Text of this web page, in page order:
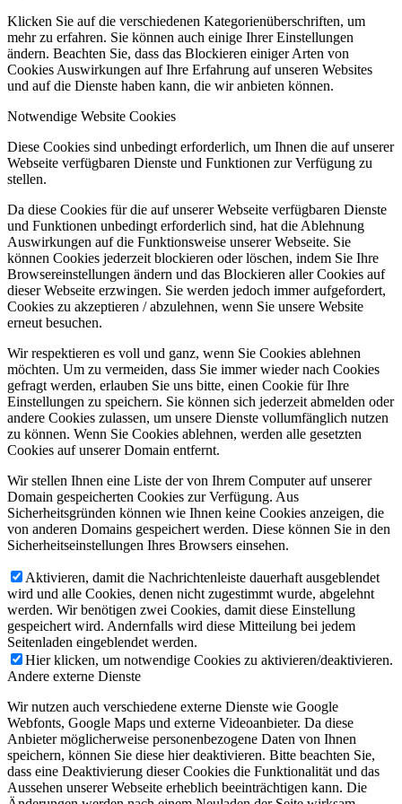
Klicken Sie auf die verschiedenen Kategorienüberschriften, um
mehr zu erfahren. Sie können auch einige Ihrer Einstellungen
ändern. Beachten Sie, dass das Blockieren einiger Arten von
Cookies Auswirkungen auf Ihre Erfahrung auf unseren Websites
und auf die Dienste haben kann, die wir anbieten können.
Notwendige Website Cookies
Diese Cookies sind unbedingt erforderlich, um Ihnen die auf unserer
Webseite verfügbaren Dienste und Funktionen zur Verfügung zu
stellen.
Da diese Cookies für die auf unserer Webseite verfügbaren Dienste
und Funktionen unbedingt erforderlich sind, hat die Ablehnung
Auswirkungen auf die Funktionsweise unserer Webseite. Sie
können Cookies jederzeit blockieren oder löschen, indem Sie Ihre
Browsereinstellungen ändern und das Blockieren aller Cookies auf
dieser Webseite erzwingen. Sie werden jedoch immer aufgefordert,
Cookies zu akzeptieren / abzulehnen, wenn Sie unsere Website
erneut besuchen.
Wir respektieren es voll und ganz, wenn Sie Cookies ablehnen
möchten. Um zu vermeiden, dass Sie immer wieder nach Cookies
gefragt werden, erlauben Sie uns bitte, einen Cookie für Ihre
Einstellungen zu speichern. Sie können sich jederzeit abmelden oder
andere Cookies zulassen, um unsere Dienste vollumfänglich nutzen
zu können. Wenn Sie Cookies ablehnen, werden alle gesetzten
Cookies auf unserer Domain entfernt.
Wir stellen Ihnen eine Liste der von Ihrem Computer auf unserer
Domain gespeicherten Cookies zur Verfügung. Aus
Sicherheitsgründen können wie Ihnen keine Cookies anzeigen, die
von anderen Domains gespeichert werden. Diese können Sie in den
Sicherheitseinstellungen Ihres Browsers einsehen.
Aktivieren, damit die Nachrichtenleiste dauerhaft ausgeblendet
wird und alle Cookies, denen nicht zugestimmt wurde, abgelehnt
werden. Wir benötigen zwei Cookies, damit diese Einstellung
gespeichert wird. Andernfalls wird diese Mitteilung bei jedem
Seitenladen eingeblendet werden.
Hier klicken, um notwendige Cookies zu aktivieren/deaktivieren.
Andere externe Dienste
Wir nutzen auch verschiedene externe Dienste wie Google
Webfonts, Google Maps und externe Videoanbieter. Da diese
Anbieter möglicherweise personenbezogene Daten von Ihnen
speichern, können Sie diese hier deaktivieren. Bitte beachten Sie,
dass eine Deaktivierung dieser Cookies die Funktionalität und das
Aussehen unserer Webseite erheblich beeinträchtigen kann. Die